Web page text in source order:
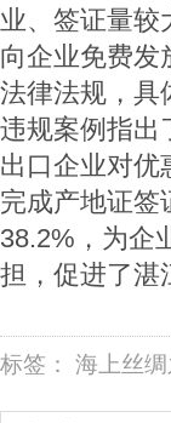
业、签证量较
向企业免费发
法律法规，具
违规案例指出
出口企业对优
完成产地证签
38.2%，为企
担，促进了湛
标签： 海上丝